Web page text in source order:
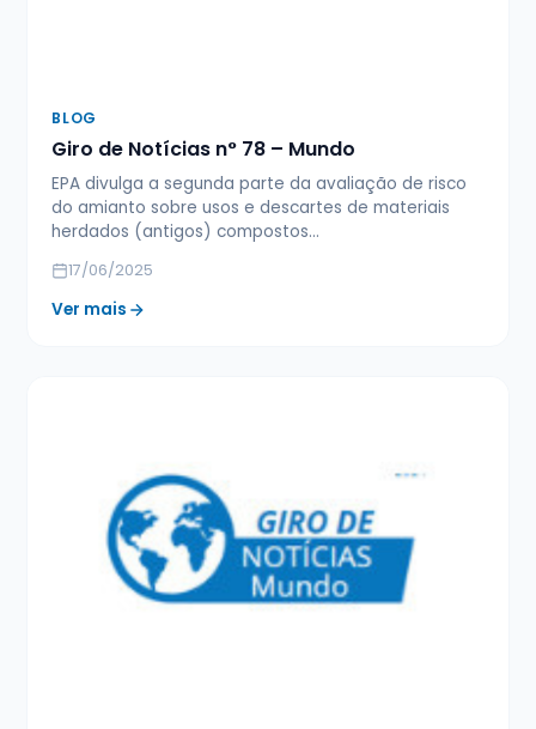
BLOG
Giro de Notícias n° 78 – Mundo
EPA divulga a segunda parte da avaliação de risco
do amianto sobre usos e descartes de materiais
herdados (antigos) compostos…
17/06/2025
Ver mais